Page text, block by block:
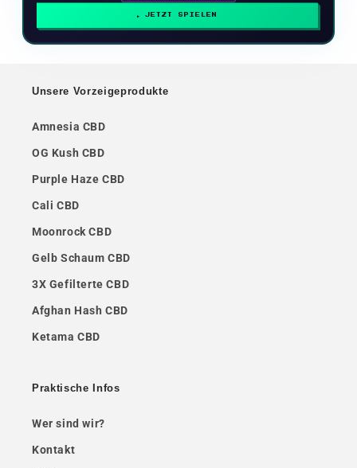
JETZT SPIELEN
Unsere Vorzeigeprodukte
Amnesia CBD
OG Kush CBD
Purple Haze CBD
Cali CBD
Moonrock CBD
Gelb Schaum CBD
3X Gefilterte CBD
Afghan Hash CBD
Ketama CBD
Praktische Infos
Wer sind wir?
Kontakt